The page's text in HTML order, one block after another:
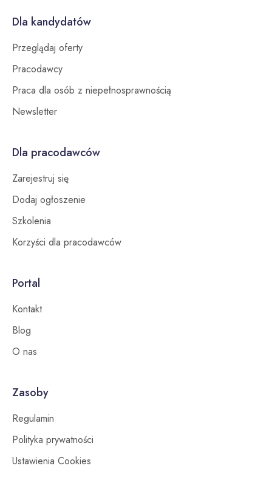
Dla kandydatów
Przeglądaj oferty
Pracodawcy
Praca dla osób z niepełnosprawnością
Newsletter
Dla pracodawców
Zarejestruj się
Dodaj ogłoszenie
Szkolenia
Korzyści dla pracodawców
Portal
Kontakt
Blog
O nas
Zasoby
Regulamin
Polityka prywatności
Ustawienia Cookies